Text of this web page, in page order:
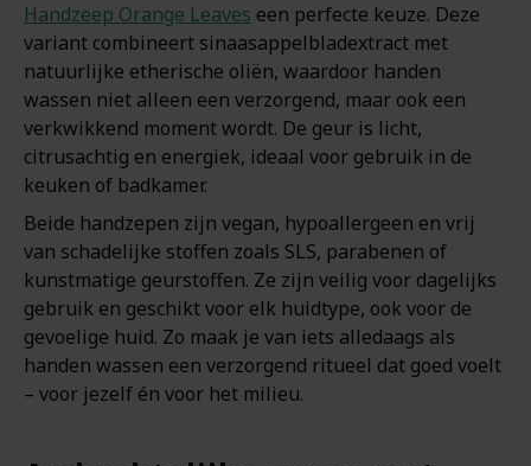
Handzeep Orange Leaves een perfecte keuze. Deze
variant combineert sinaasappelbladextract met
natuurlijke etherische oliën, waardoor handen
wassen niet alleen een verzorgend, maar ook een
verkwikkend moment wordt. De geur is licht,
citrusachtig en energiek, ideaal voor gebruik in de
keuken of badkamer.
Beide handzepen zijn vegan, hypoallergeen en vrij
van schadelijke stoffen zoals SLS, parabenen of
kunstmatige geurstoffen. Ze zijn veilig voor dagelijks
gebruik en geschikt voor elk huidtype, ook voor de
gevoelige huid. Zo maak je van iets alledaags als
handen wassen een verzorgend ritueel dat goed voelt
– voor jezelf én voor het milieu.